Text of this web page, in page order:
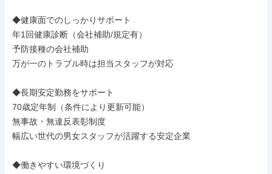
◆健康面でのしっかりサポート
年1回健康診断（会社補助/規定有）
予防接種の会社補助
万が一のトラブル時は担当スタッフが対応
◆長期安定勤務をサポート
70歳定年制（条件により更新可能）
無事故・無違反表彰制度
幅広い世代の男女スタッフが活躍する安定企業
◆働きやすい環境づくり